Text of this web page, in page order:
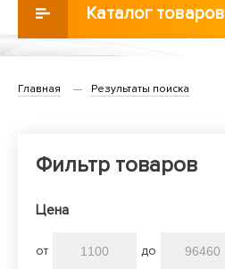
Каталог товаров
Главная Результаты поиска
Фильтр товаров
Цена
от до